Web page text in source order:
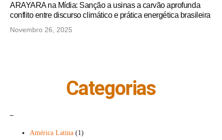
ARAYARA na Mídia: Sanção a usinas a carvão aprofunda
conflito entre discurso climático e prática energética brasileira
Novembro 26, 2025
Categorias
América Latina (1)